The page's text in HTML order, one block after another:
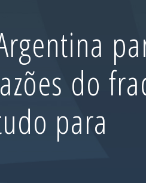
do
para